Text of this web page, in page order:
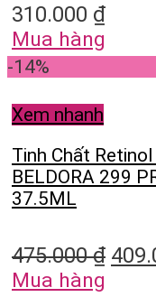
310.000 ₫
Mua hàng
-14%
Xem nhanh
Tinh Chất
BELDORA 299
37.5ML
475.000₫
Mua hàng